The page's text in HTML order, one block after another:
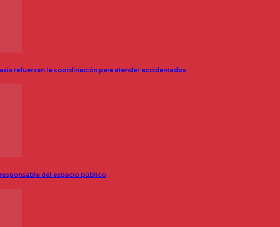
refuerzan la coordinación para atender accidentados
del espacio público